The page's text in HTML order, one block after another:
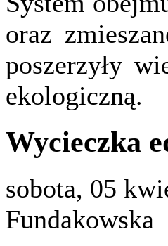
oraz
poszerzyły
ekologiczną.
Wycieczka
sobota, 05
Fundakowska